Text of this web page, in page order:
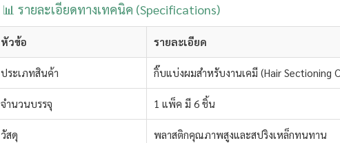
📊 รายละเอียดทางเทคนิค (Specifications)
หัวข้อ รายละเอียด
ประเภทสินค้า กิ๊บแบ่งผมสำหรับงานเคมี (Hair Sectioning
จำนวนบรรจุ 1 แพ็ค มี 6 ชิ้น
วัสดุ พลาสติกคุณภาพสูงและสปริงเหล็กทนทาน